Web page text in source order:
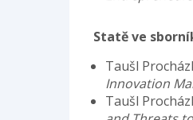
Statě ve
Taušl
Innovation
Taušl